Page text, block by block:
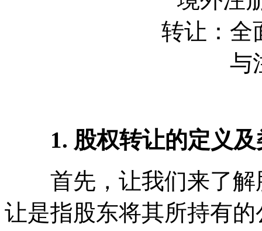
1. 股权转让的定义及
首先，让我们来了解
让是指股东将其所持有